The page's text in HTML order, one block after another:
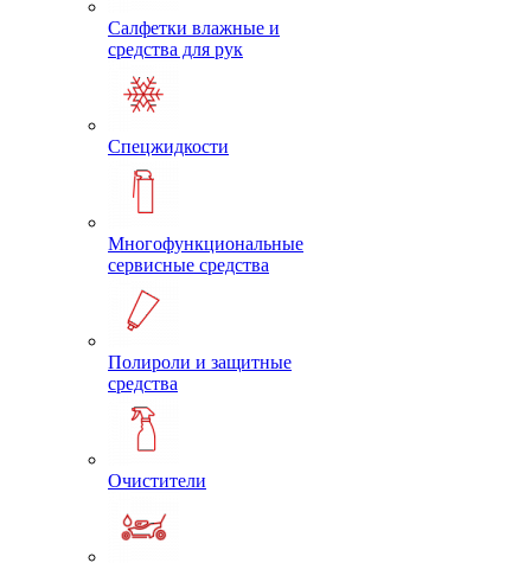
Салфетки влажные и
средства для рук
Спецжидкости
Многофункциональные
сервисные средства
Полироли и защитные
средства
Очистители